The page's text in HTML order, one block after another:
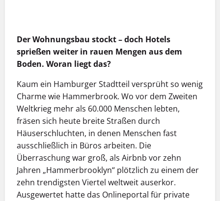
Der Wohnungsbau stockt – doch Hotels
sprießen weiter in rauen Mengen aus dem
Boden. Woran liegt das?
Kaum ein Hamburger Stadtteil versprüht so wenig
Charme wie Hammerbrook. Wo vor dem Zweiten
Weltkrieg mehr als 60.000 Menschen lebten,
fräsen sich heute breite Straßen durch
Häuserschluchten, in denen Menschen fast
ausschließlich in Büros arbeiten. Die
Überraschung war groß, als Airbnb vor zehn
Jahren „Hammerbrooklyn“ plötzlich zu einem der
zehn trendigsten Viertel weltweit auserkor.
Ausgewertet hatte das Onlineportal für private